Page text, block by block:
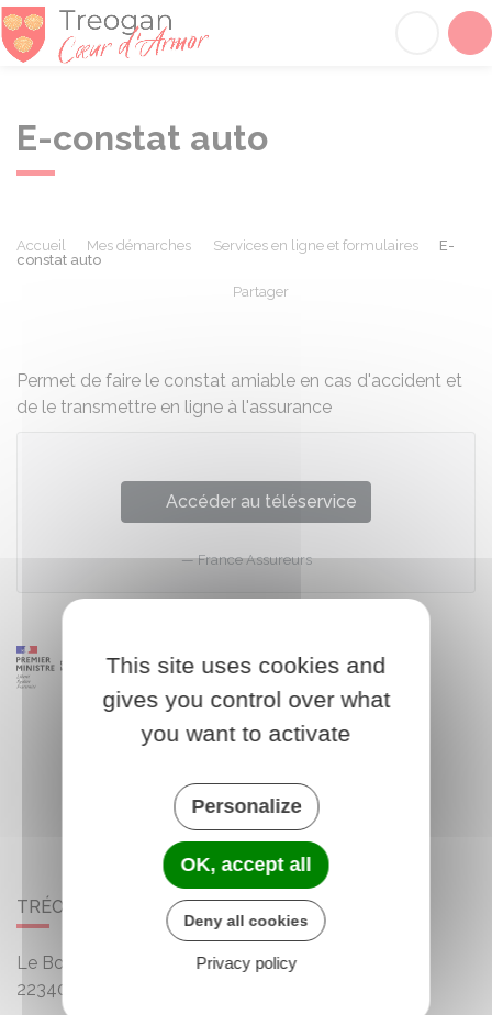
E-constat auto
Accueil Mes démarches Services en ligne et formulaires
E-
constat auto
Partager
Permet de faire le constat amiable en cas d'accident et
de le transmettre en ligne à l'assurance
Accéder au téléservice
France Assureurs
TRÉOGAN
Le Bourg
22340
This site uses cookies and
gives you control over what
you want to activate
Personalize
OK, accept all
Deny all cookies
Privacy policy